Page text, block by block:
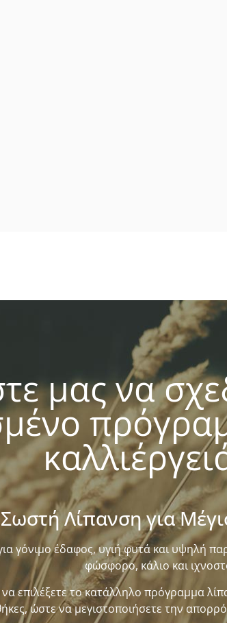
μας να
Σωστή Λίπανση για
γόνιμο έδαφος, υγιή φυτά και υψηλή
φώσφορο, κάλιο και
επιλέξετε το κατάλληλο πρόγραμμα
ώστε να μεγιστοποιήσετε την